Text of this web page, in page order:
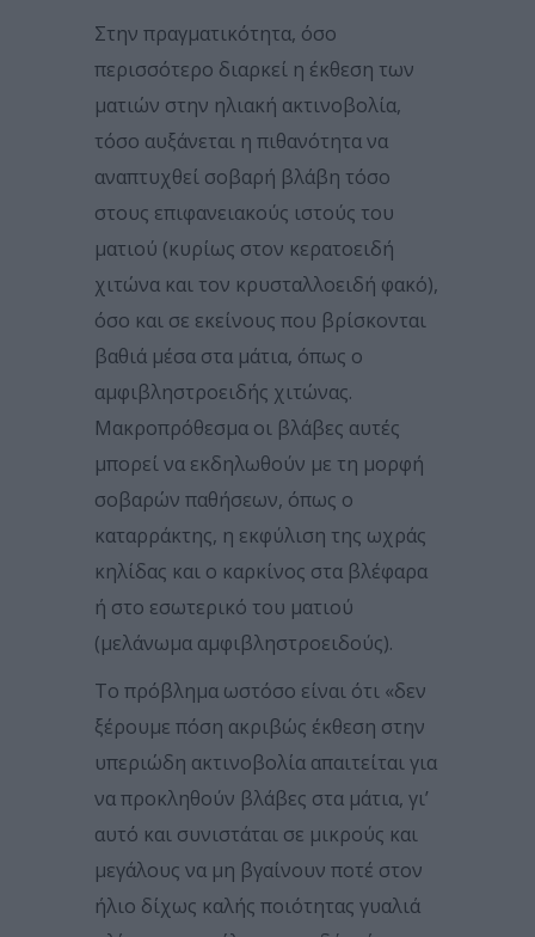
Στην πραγματικότητα, όσο
περισσότερο διαρκεί η έκθεση των
ματιών στην ηλιακή ακτινοβολία,
τόσο αυξάνεται η πιθανότητα να
αναπτυχθεί σοβαρή βλάβη τόσο
στους επιφανειακούς ιστούς του
ματιού (κυρίως στον κερατοειδή
χιτώνα και τον κρυσταλλοειδή φακό),
όσο και σε εκείνους που βρίσκονται
βαθιά μέσα στα μάτια, όπως ο
αμφιβληστροειδής χιτώνας.
Μακροπρόθεσμα οι βλάβες αυτές
μπορεί να εκδηλωθούν με τη μορφή
σοβαρών παθήσεων, όπως ο
καταρράκτης, η εκφύλιση της ωχράς
κηλίδας και ο καρκίνος στα βλέφαρα
ή στο εσωτερικό του ματιού
(μελάνωμα αμφιβληστροειδούς).
Το πρόβλημα ωστόσο είναι ότι «δεν
ξέρουμε πόση ακριβώς έκθεση στην
υπεριώδη ακτινοβολία απαιτείται για
να προκληθούν βλάβες στα μάτια, γι’
αυτό και συνιστάται σε μικρούς και
μεγάλους να μη βγαίνουν ποτέ στον
ήλιο δίχως καλής ποιότητας γυαλιά